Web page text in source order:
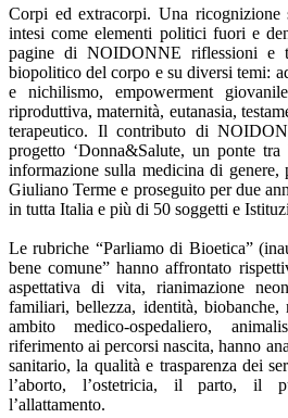
Corpi ed extracorpi. Una ricognizione
intesi come elementi politici fuori e
pagine di NOIDONNE riflessioni e
biopolitico del corpo e su diversi temi:
e nichilismo, empowerment
riproduttiva, maternità, eutanasia,
terapeutico. Il contributo di
progetto ‘Donna&Salute, un ponte tra
informazione sulla medicina di
Giuliano Terme e proseguito per due
in tutta Italia e più di 50 soggetti e
Le rubriche “Parliamo di Bioetica”
bene comune” hanno affrontato
aspettativa di vita, rianimazione
familiari, bellezza, identità,
ambito medico-ospedaliero,
riferimento ai percorsi nascita, hanno
sanitario, la qualità e trasparenza dei
l’aborto, l’ostetricia, il parto, il
l’allattamento.